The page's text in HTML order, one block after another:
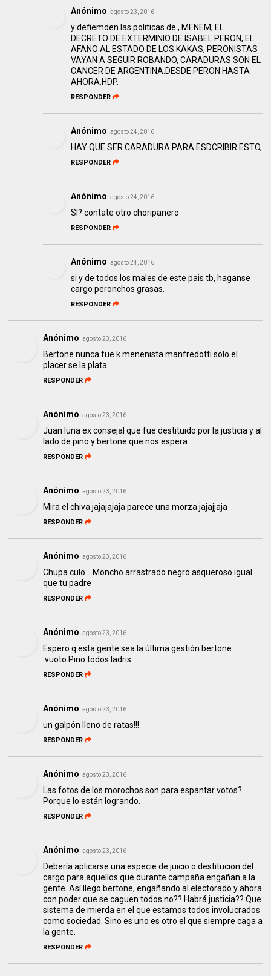
Anónimo agosto 23, 2016
y defiemden las politicas de , MENEM, EL
DECRETO DE EXTERMINIO DE ISABEL PERON, EL
AFANO AL ESTADO DE LOS KAKAS, PERONISTAS
VAYAN A SEGUIR ROBANDO, CARADURAS SON EL
CANCER DE ARGENTINA.DESDE PERON HASTA
AHORA.HDP.
RESPONDER
Anónimo agosto 24, 2016
HAY QUE SER CARADURA PARA ESDCRIBIR ESTO,
RESPONDER
Anónimo agosto 24, 2016
SI? contate otro choripanero
RESPONDER
Anónimo agosto 24, 2016
si y de todos los males de este pais tb, haganse
cargo peronchos grasas.
RESPONDER
Anónimo agosto 23, 2016
Bertone nunca fue k menenista manfredotti solo el
placer se la plata
RESPONDER
Anónimo agosto 23, 2016
Juan luna ex consejal que fue destituido por la justicia y al
lado de pino y bertone que nos espera
RESPONDER
Anónimo agosto 23, 2016
Mira el chiva jajajajaja parece una morza jajajjaja
RESPONDER
Anónimo agosto 23, 2016
Chupa culo ...Moncho arrastrado negro asqueroso igual
que tu padre
RESPONDER
Anónimo agosto 23, 2016
Espero q esta gente sea la última gestión bertone
.vuoto.Pino.todos ladris
RESPONDER
Anónimo agosto 23, 2016
un galpón lleno de ratas!!!
RESPONDER
Anónimo agosto 23, 2016
Las fotos de los morochos son para espantar votos?
Porque lo están logrando.
RESPONDER
Anónimo agosto 23, 2016
Debería aplicarse una especie de juicio o destitucion del
cargo para aquellos que durante campaña engañan a la
gente. Así llego bertone, engañando al electorado y ahora
con poder que se caguen todos no?? Habrá justicia?? Que
sistema de mierda en el que estamos todos involucrados
como sociedad. Sino es uno es otro el que siempre caga a
la gente.
RESPONDER